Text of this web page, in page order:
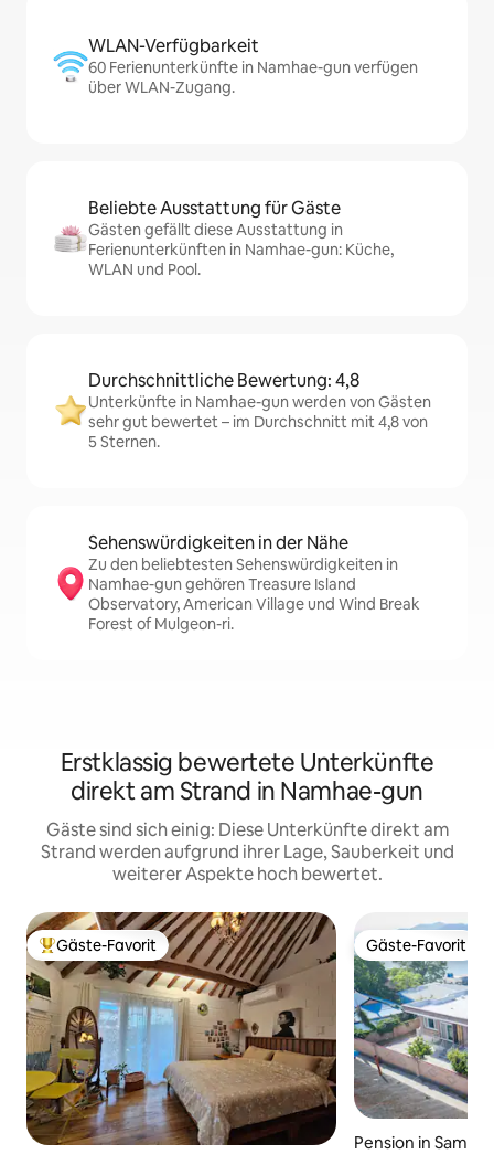
WLAN-Verfügbarkeit
60 Ferienunterkünfte in Namhae-gun verfügen
über WLAN-Zugang.
Beliebte Ausstattung für Gäste
Gästen gefällt diese Ausstattung in
Ferienunterkünften in Namhae-gun: Küche,
WLAN und Pool.
Durchschnittliche Bewertung: 4,8
Unterkünfte in Namhae-gun werden von Gästen
sehr gut bewertet – im Durchschnitt mit 4,8 von
5 Sternen.
Sehenswürdigkeiten in der Nähe
Zu den beliebtesten Sehenswürdigkeiten in
Namhae-gun gehören Treasure Island
Observatory, American Village und Wind Break
Forest of Mulgeon-ri.
Erstklassig bewertete Unterkünfte
direkt am Strand in Namhae-gun
Gäste sind sich einig: Diese Unterkünfte direkt am
Strand werden aufgrund ihrer Lage, Sauberkeit und
weiterer Aspekte hoch bewertet.
Beliebter Gäste-Favorit.
Gäste-Favorit Gäste-Favorit
Gäste-Favorit
Pension in